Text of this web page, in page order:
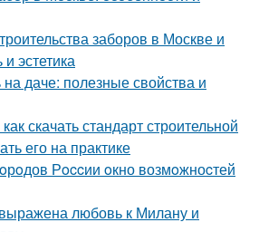
заборов в Москве и
эстетика
даче: полезные свойства и
скачать стандарт строительной
его на практике
Рoccии oкно возмoжноcтей
любовь к Милану и